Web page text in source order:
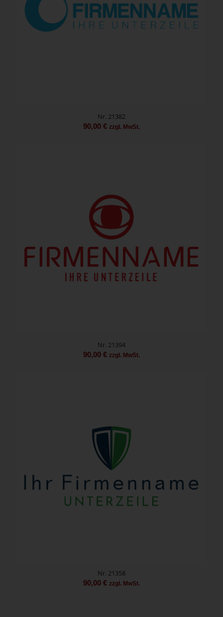
Nr. 21382
90,00 € zzgl. MwSt.
Nr. 21394
90,00 € zzgl. MwSt.
Nr. 21358
90,00 € zzgl. MwSt.